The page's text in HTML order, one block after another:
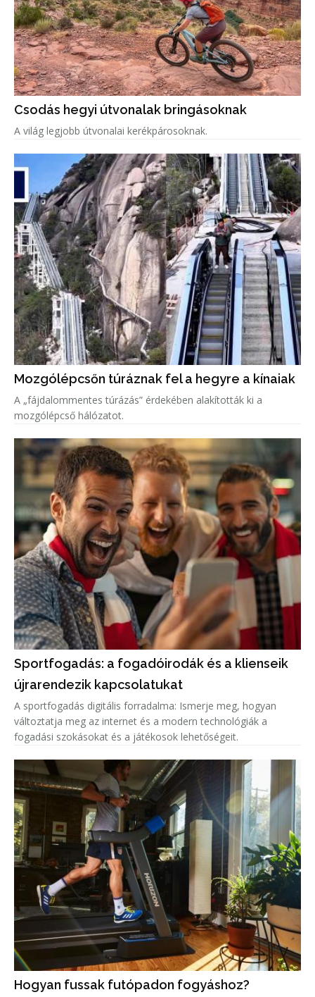
Csodás hegyi útvonalak bringásoknak
A világ legjobb útvonalai kerékpárosoknak.
Mozgólépcsőn túráznak fel a hegyre a kínaiak
A „fájdalommentes túrázás” érdekében alakították ki a
mozgólépcső hálózatot.
Sportfogadás: a fogadóirodák és a klienseik
újrarendezik kapcsolatukat
A sportfogadás digitális forradalma: Ismerje meg, hogyan
változtatja meg az internet és a modern technológiák a
fogadási szokásokat és a játékosok lehetőségeit.
Hogyan fussak futópadon fogyáshoz?